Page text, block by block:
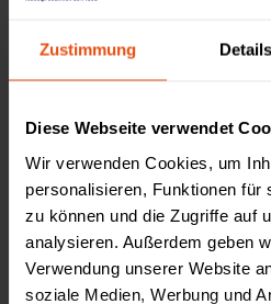
Zustimmung Details
Diese Webseite verwendet
Wir verwenden Cookies, um
personalisieren, Funktionen für
zu können und die Zugriffe auf
analysieren. Außerdem geben
Verwendung unserer Website
soziale Medien, Werbung und